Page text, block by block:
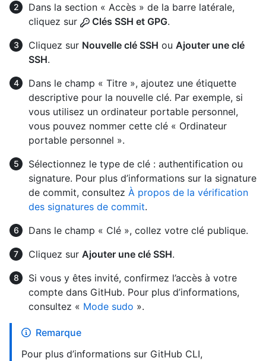
Dans la section « Accès » de la barre latérale,
cliquez sur
Clés SSH et GPG.
Cliquez sur Nouvelle clé SSH ou Ajouter une clé
SSH.
Dans le champ « Titre », ajoutez une étiquette
descriptive pour la nouvelle clé. Par exemple, si
vous utilisez un ordinateur portable personnel,
vous pouvez nommer cette clé « Ordinateur
portable personnel ».
Sélectionnez le type de clé : authentification ou
signature. Pour plus d’informations sur la signature
de commit, consultez À propos de la vérification
des signatures de commit.
Dans le champ « Clé », collez votre clé publique.
Cliquez sur Ajouter une clé SSH.
Si vous y êtes invité, confirmez l’accès à votre
compte dans GitHub. Pour plus d’informations,
consultez « Mode sudo ».
Remarque
Pour plus d’informations sur GitHub CLI,